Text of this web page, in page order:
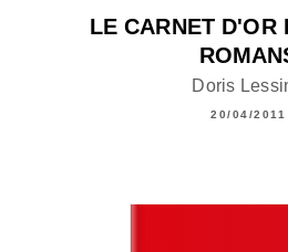
LE CARNET D'OR
Doris
20/04/2011